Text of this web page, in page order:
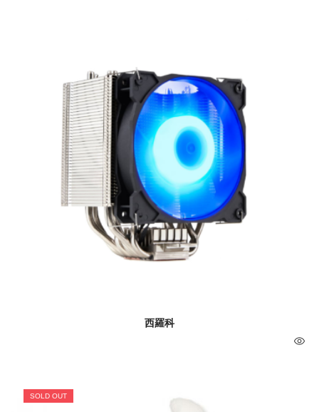
西羅科
SOLD OUT